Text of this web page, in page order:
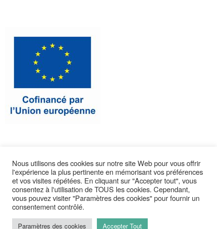
CONTACTEZ-NOUS
Nous utilisons des cookies sur notre site Web pour vous offrir
l'expérience la plus pertinente en mémorisant vos préférences
et vos visites répétées. En cliquant sur "Accepter tout", vous
consentez à l'utilisation de TOUS les cookies. Cependant,
vous pouvez visiter "Paramètres des cookies" pour fournir un
consentement contrôlé.
Paramètres des cookies Accepter Tout